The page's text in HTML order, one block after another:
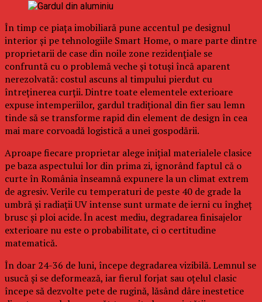
În timp ce piața imobiliară pune accentul pe designul
interior și pe tehnologiile Smart Home, o mare parte dintre
proprietarii de case din noile zone rezidențiale se
confruntă cu o problemă veche și totuși încă aparent
nerezolvată: costul ascuns al timpului pierdut cu
întreținerea curții. Dintre toate elementele exterioare
expuse intemperiilor, gardul tradițional din fier sau lemn
tinde să se transforme rapid din element de design în cea
mai mare corvoadă logistică a unei gospodării.
Aproape fiecare proprietar alege inițial materialele clasice
pe baza aspectului lor din prima zi, ignorând faptul că o
curte în România înseamnă expunere la un climat extrem
de agresiv. Verile cu temperaturi de peste 40 de grade la
umbră și radiații UV intense sunt urmate de ierni cu îngheț
brusc și ploi acide. În acest mediu, degradarea finisajelor
exterioare nu este o probabilitate, ci o certitudine
matematică.
În doar 24-36 de luni, începe degradarea vizibilă. Lemnul se
usucă și se deformează, iar fierul forjat sau oțelul clasic
începe să dezvolte pete de rugină, lăsând dâre inestetice